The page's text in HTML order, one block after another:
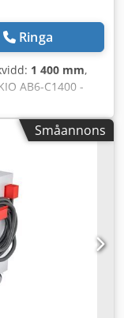
Ringa
1 400 mm,
AB6-C1400 -
-Typ: AB6-
-Maximal
-Trådmatare -
Småannons